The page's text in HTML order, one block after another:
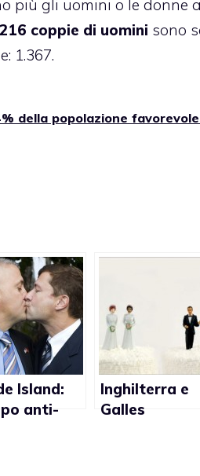
più gli uomini o le donne
coppie di uomini sono
1.367.
della popolazione
Island:
anti-
Inghilterra e
Galles